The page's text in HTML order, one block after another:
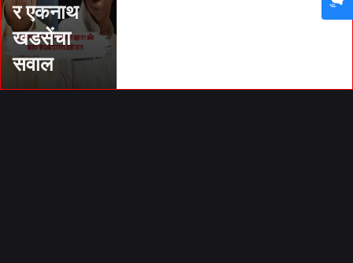
र एकनाथ
खडसेंचा
सवाल